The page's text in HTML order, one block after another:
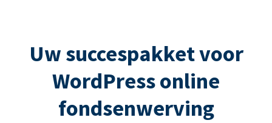
Uw succespakket voor
WordPress online
fondsenwerving